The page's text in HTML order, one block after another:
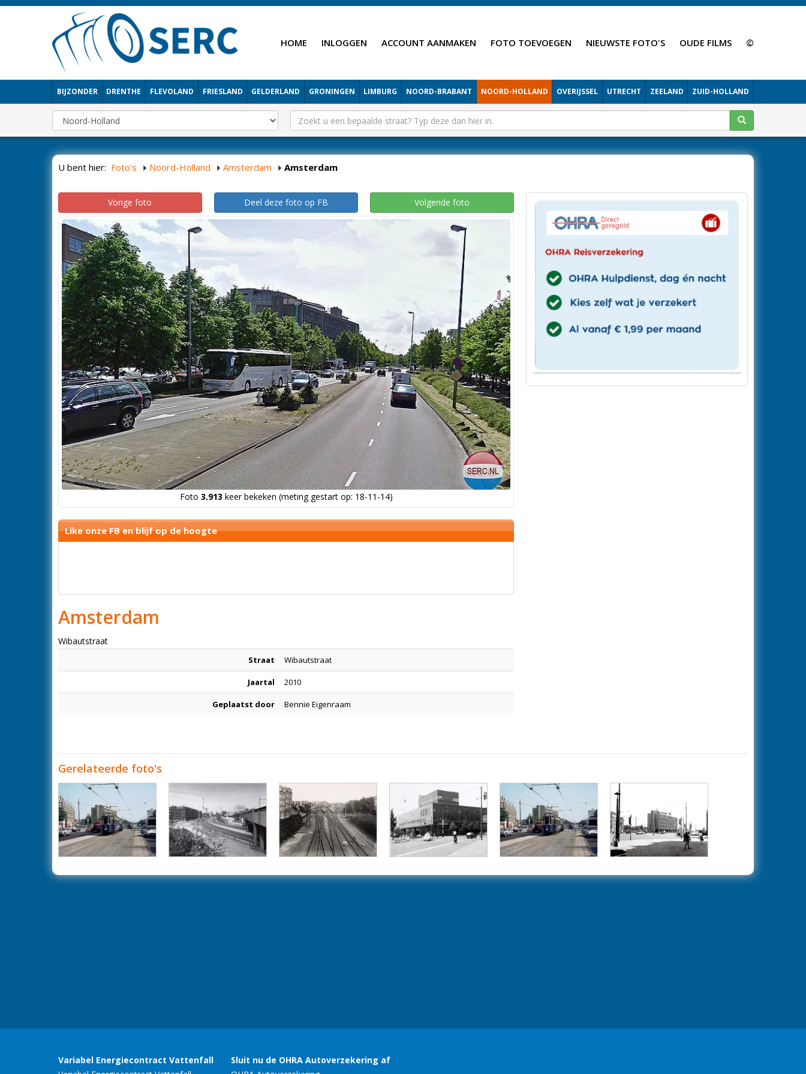
HOME INLOGGEN ACCOUNT AANMAKEN FOTO TOEVOEGEN NIEUWSTE FOTO'S OUDE FILMS ©
BIJZONDER DRENTHE FLEVOLAND FRIESLAND GELDERLAND GRONINGEN LIMBURG NOORD-BRABANT NOORD-HOLLAND OVERIJSSEL UTRECHT ZEELAND ZUID-HOLLAND
U bent hier: Foto's Noord-Holland Amsterdam Amsterdam
Vorige foto Deel deze foto op FB Volgende foto
Foto 3.913 keer bekeken (meting gestart op: 18-11-14)
Like onze FB en blijf op de hoogte
Amsterdam
Wibautstraat
Straat Wibautstraat
Jaartal 2010
Geplaatst door Bennie Eigenraam
Gerelateerde foto's